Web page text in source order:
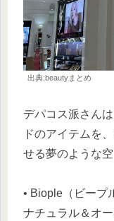
出典:beautyまとめ
デパコス派さん
ドのアイテムを
せる夢のような空
• Biople（ビープ
ナチュラル＆オ